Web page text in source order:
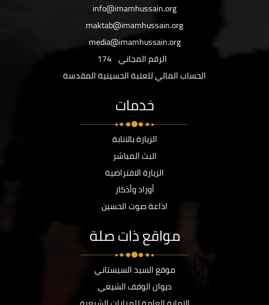
info@imamhussain.org
maktab@imamhussain.org
media@imamhussain.org
الرقم المجاني 174
الحساب المالي للعتبة الحسينية المقدسة
خدمات
الزيارة بالانابة
البث المباشر
الزيارة الافتراضية
أوراد وأذكار
اذاعة صوت الحسين
مواقع ذات صلة
موقع السيد السيستاني
ديوان الوقف الشيعي